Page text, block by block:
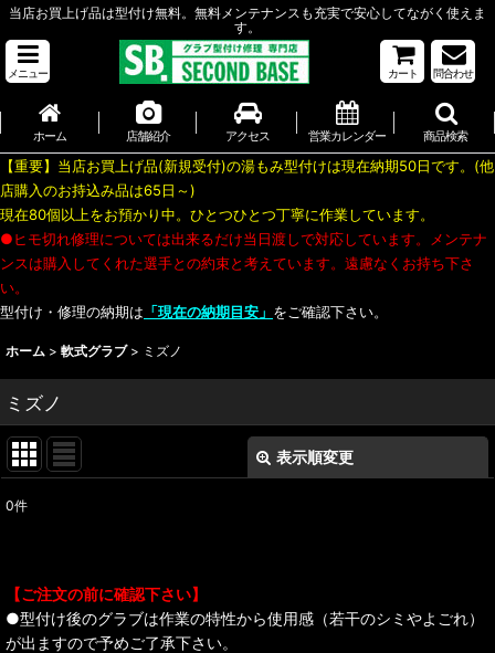
当店お買上げ品は型付け無料。無料メンテナンスも充実で安心してながく使えま
す。
メニュー カート 問合わせ
ホーム 店舗紹介 アクセス 営業カレンダー 商品検索
【重要】当店お買上げ品(新規受付)の湯もみ型付けは現在納期50日です。(他
店購入のお持込み品は65日～)
現在80個以上をお預かり中。ひとつひとつ丁寧に作業しています。
●ヒモ切れ修理については出来るだけ当日渡しで対応しています。メンテナ
ンスは購入してくれた選手との約束と考えています。遠慮なくお持ち下さ
い。
型付け・修理の納期は 「現在の納期目安」 をご確認下さい。
ホーム > 軟式グラブ > ミズノ
ミズノ
表示順変更
並び順
絞り込む
0件
【ご注文の前に確認下さい】
●型付け後のグラブは作業の特性から使用感（若干のシミやよごれ）
が出ますので予めご了承下さい。